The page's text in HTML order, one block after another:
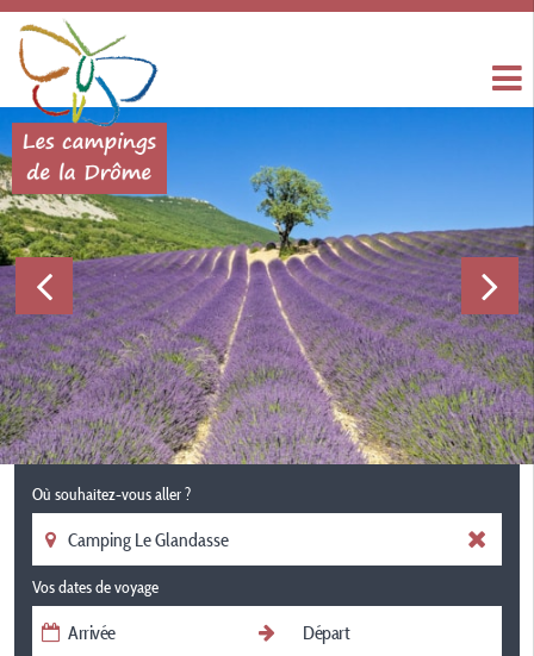
Où souhaitez-vous aller ?
Vos dates de voyage